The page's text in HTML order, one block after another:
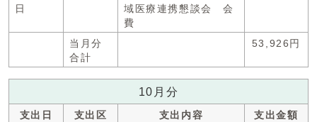
日
域医療連携懇談会 会
費
当月分
合計
53,926円
10月分
支出日
支出区
支出内容 支出金額